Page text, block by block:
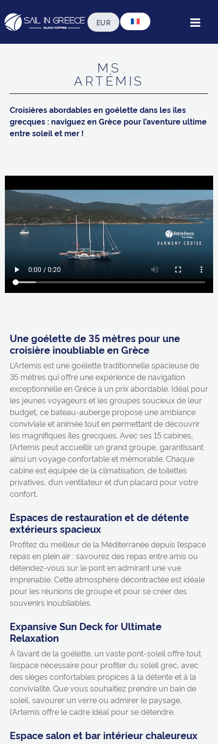
MS
ARTÉMIS
Croisières abordables en goélette dans les îles
grecques : naviguez en Grèce pour l’aventure ultime
entre soleil et mer !
Une goélette de 35 mètres pour une
croisière inoubliable en Grèce
L’Artemis est une goélette traditionnelle spacieuse de
35 mètres qui offre une expérience de navigation
exceptionnelle en Grèce à un prix abordable. Idéal pour
les jeunes voyageurs et les groupes soucieux de leur
budget, ce bateau-auberge propose une ambiance
conviviale et animée tout en permettant de découvrir
les magnifiques îles grecques. Avec ses 15 cabines,
l’Artemis peut accueillir un grand groupe, garantissant
ainsi un voyage confortable et mémorable. Chaque
cabine est équipée de la climatisation, de toilettes
privatives, d’un ventilateur et d’un placard pour votre
confort.
Espaces de restauration et de détente
extérieurs spacieux
Profitez du meilleur de la Méditerranée depuis l’espace
repas en plein air : savourez des repas entre amis ou
détendez-vous sur le pont en admirant une vue
imprenable. Cette atmosphère décontractée est idéale
pour les réunions de groupe et pour se créer des
souvenirs inoubliables.
Expansive Sun Deck for Ultimate
Relaxation
À l’avant de la goélette, un vaste pont-soleil offre tout
l’espace nécessaire pour profiter du soleil grec, avec
des sièges confortables propices à la détente et à la
convivialité. Que vous souhaitiez prendre un bain de
soleil, savourer un verre ou admirer le paysage,
l’Artemis offre le cadre idéal pour se détendre.
Espace salon et bar intérieur chaleureux